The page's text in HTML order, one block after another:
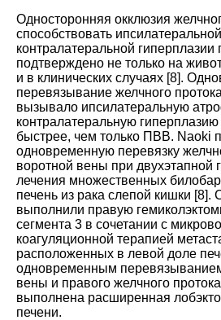
Односторонняя окклюзия
способствовать
контралатеральной гиперплазии
подтверждено не только на
и в клинических случаях [8].
перевязывание желчного
вызывало ипсилатеральную
контралатеральную
быстрее, чем только ПВВ. Naoki
одновременную перевязку
воротной вены при двухэтапной
лечения множественных
печень из рака слепой кишки [8].
выполнили правую
сегмента 3 в сочетании с
коагуляционной терапией
расположенных в левой доле
одновременным
вены и правого желчного
выполнена расширенная
печени.